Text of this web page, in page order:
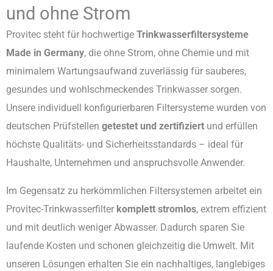
und ohne Strom
Provitec steht für hochwertige Trinkwasserfiltersysteme
Made in Germany, die ohne Strom, ohne Chemie und mit
minimalem Wartungsaufwand zuverlässig für sauberes,
gesundes und wohlschmeckendes Trinkwasser sorgen.
Unsere individuell konfigurierbaren Filtersysteme wurden von
deutschen Prüfstellen getestet und zertifiziert und erfüllen
höchste Qualitäts- und Sicherheitsstandards – ideal für
Haushalte, Unternehmen und anspruchsvolle Anwender.
Im Gegensatz zu herkömmlichen Filtersystemen arbeitet ein
Provitec-Trinkwasserfilter komplett stromlos, extrem effizient
und mit deutlich weniger Abwasser. Dadurch sparen Sie
laufende Kosten und schonen gleichzeitig die Umwelt. Mit
unseren Lösungen erhalten Sie ein nachhaltiges, langlebiges